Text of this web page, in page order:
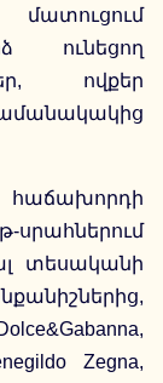
ունեցող
ովքեր
հաճախորդի
տեսականի
Zegna,